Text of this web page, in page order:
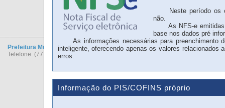
Prefeitura Municipal de Formosa do Rio Preto
Telefone: (77) 3616-2121
Neste período os
não.
As NFS-e emitidas
base nos dados pré
As informações necessárias para preenchimento
inteligente, oferecendo apenas os valores relacionados
erros.
Informação do PIS/COFINS próprio